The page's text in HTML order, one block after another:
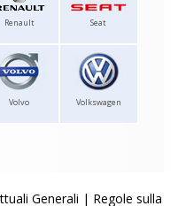
Renault Seat
Volvo Volkswagen
Generali | Regole sulla